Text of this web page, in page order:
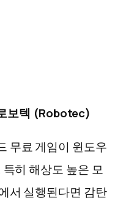
보텍 (Robotec)
무료 게임이 윈도우
히 해상도 높은 모
서 실행된다면 감탄